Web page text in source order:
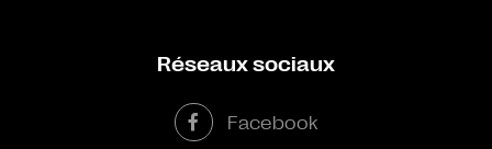
Réseaux sociaux
Facebook